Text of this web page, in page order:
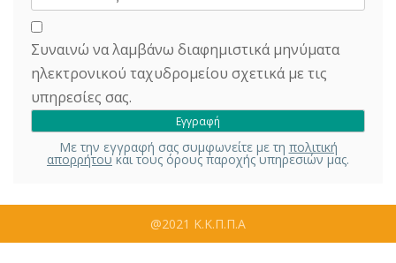
Συναινώ να λαμβάνω διαφημιστικά μηνύματα
ηλεκτρονικού ταχυδρομείου σχετικά με τις
υπηρεσίες σας.
Με την εγγραφή σας συμφωνείτε με τη πολιτική
απορρήτουκαι τους όρους παροχής υπηρεσιών μας.
@2021 Κ.Κ.Π.Π.Α